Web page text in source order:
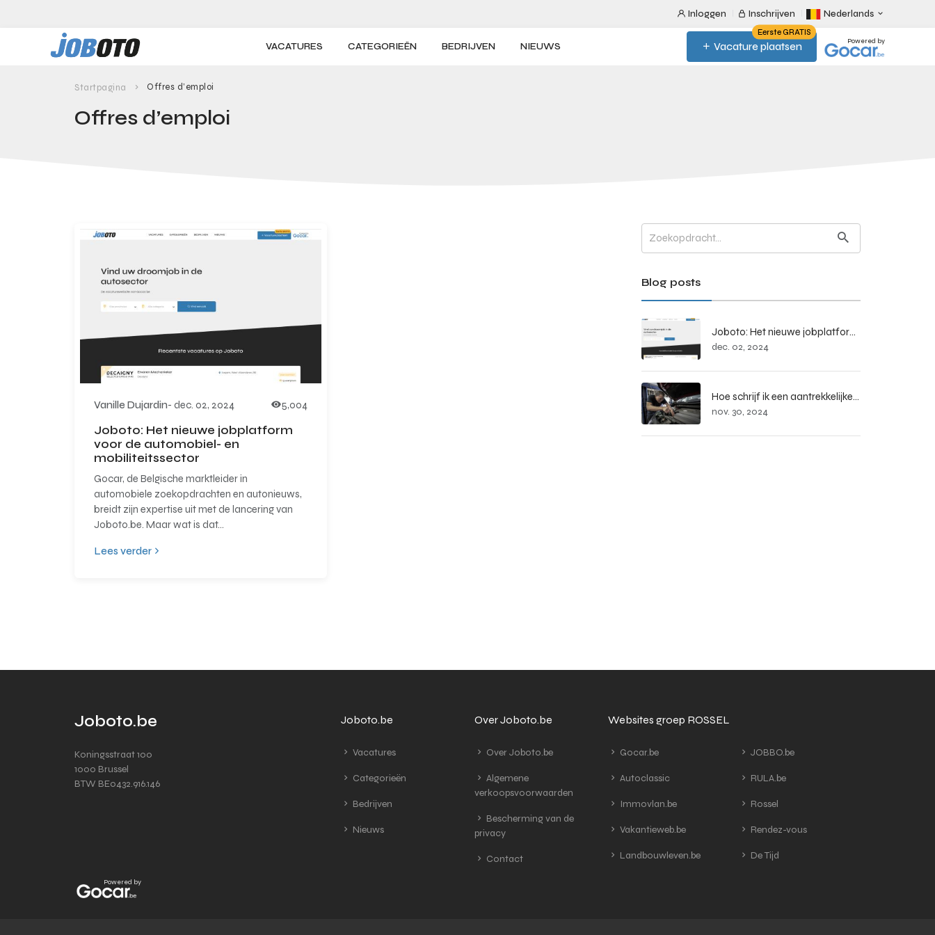
Inloggen Inschrijven Nederlands
VACATURES CATEGORIEËN BEDRIJVEN NIEUWS Vacature plaatsen
Eerste GRATIS
Powered by
Startpagina Offres d’emploi
Offres d’emploi
Vanille Dujardin- dec. 02, 2024 5,004
Joboto: Het nieuwe jobplatform
voor de automobiel- en
mobiliteitssector
Gocar, de Belgische marktleider in
automobiele zoekopdrachten en autonieuws,
breidt zijn expertise uit met de lancering van
Joboto.be. Maar wat is dat...
Lees verder
Blog posts
Joboto: Het nieuwe jobplatform voor de automobiel- en mobiliteitssector
dec. 02, 2024
Hoe schrijf ik een aantrekkelijke vacature?
nov. 30, 2024
Joboto.be
Koningsstraat 100
1000 Brussel
BTW BE0432.916.146
Joboto.be
Vacatures
Categorieën
Bedrijven
Nieuws
Over Joboto.be
Over Joboto.be
Algemene
verkoopsvoorwaarden
Bescherming van de
privacy
Contact
Websites groep ROSSEL
Gocar.be
Autoclassic
Immovlan.be
Vakantieweb.be
Landbouwleven.be
JOBBO.be
RULA.be
Rossel
Rendez-vous
De Tijd
Powered by